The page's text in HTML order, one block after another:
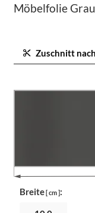
Möbelfolie
Zuschnitt
Breite[ cm ]: